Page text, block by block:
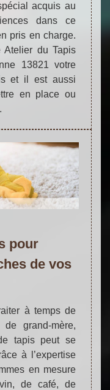
acquis au
dans ce
pris en charge.
Atelier du Tapis
13821 votre
et il est aussi
en place ou
pour
de vos
à temps de
grand-mère,
tapis peut se
à l’expertise
en mesure
de café, de